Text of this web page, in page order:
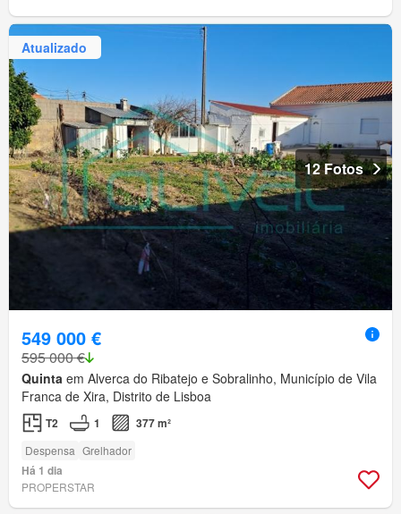
Atualizado
12 Fotos
549 000 €
595 000 €
Quinta em Alverca do Ribatejo e Sobralinho, Município de Vila
Franca de Xira, Distrito de Lisboa
T2 1 377 m²
Despensa Grelhador
Há 1 dia
PROPERSTAR